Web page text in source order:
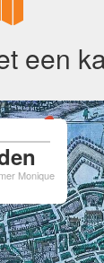
een
Monique